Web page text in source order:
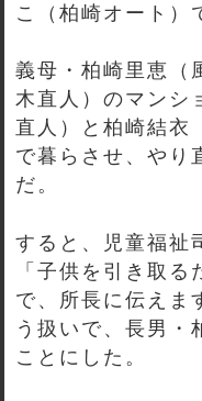
こ（柏崎オート）
義母・柏崎里恵（
木直人）のマンシ
直人）と柏崎結衣
で暮らさせ、やり
だ。
すると、児童福祉
「子供を引き取
で、所長に伝えま
う扱いで、長男・
ことにした。